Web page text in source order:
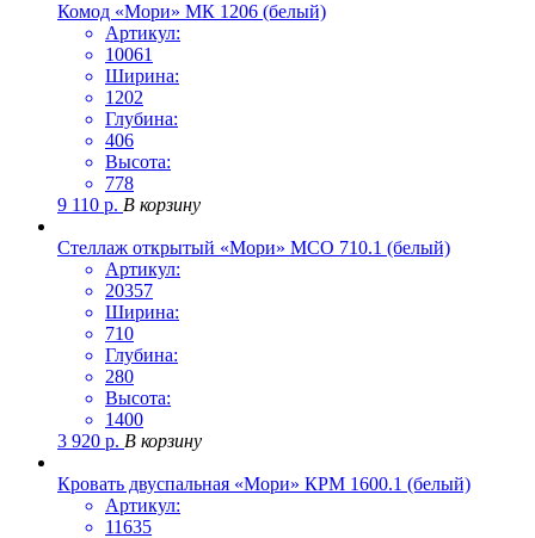
Комод «Мори» МК 1206 (белый)
Артикул:
10061
Ширина:
1202
Глубина:
406
Высота:
778
9 110 р. В корзину
Стеллаж открытый «Мори» МСО 710.1 (белый)
Артикул:
20357
Ширина:
710
Глубина:
280
Высота:
1400
3 920 р. В корзину
Кровать двуспальная «Мори» КРМ 1600.1 (белый)
Артикул:
11635